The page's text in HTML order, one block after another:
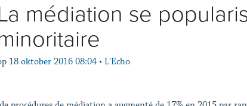
médiation se
18 oktober 2016 08:04 • L'Echo